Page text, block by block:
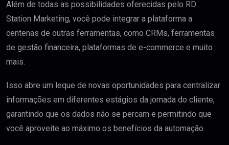
Além de todas as possibilidades oferecidas pelo RD
Station Marketing, você pode integrar a plataforma a
centenas de outras ferramentas, como CRMs, ferramentas
de gestão financeira, plataformas de e-commerce e muito
mais.
Isso abre um leque de novas oportunidades para centralizar
informações em diferentes estágios da jornada do cliente,
garantindo que os dados não se percam e permitindo que
você aproveite ao máximo os benefícios da automação.